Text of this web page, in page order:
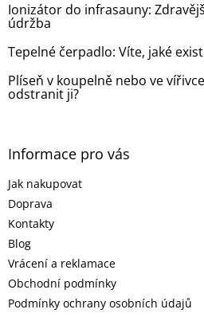
Ionizátor do infrasauny:
údržba
Tepelné čerpadlo: Víte, jaké
Plíseň v koupelně nebo ve
odstranit ji?
Informace pro vás
Jak nakupovat
Doprava
Kontakty
Blog
Vrácení a reklamace
Obchodní podmínky
Podmínky ochrany osobních údajů